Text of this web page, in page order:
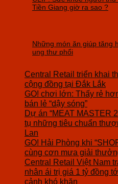
Tiền Giang giờ ra sao ?
Những món ăn giúp tăng
ung thư phổi
Central Retail triển khai
cộng đồng tại Đắk Lắk
GO! chơi lớn: Thấy rẻ
bán lẻ “dậy sóng”
Dự án “MEAT MASTER
tụ những tiêu chuẩn
Lan
GO! Hải Phòng khi
cùng cơn mưa giải
Central Retail Việt Nam
nhân ái trị giá 1 tỷ đồng
cảnh khó khăn